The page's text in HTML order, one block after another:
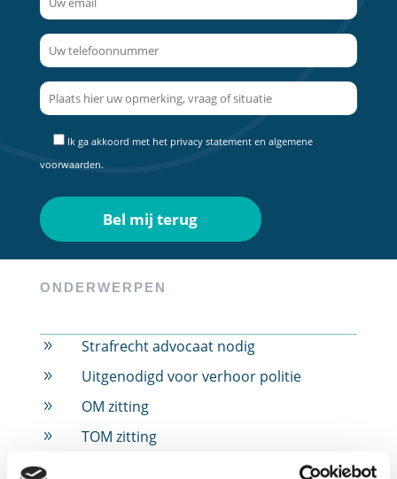
Ik ga akkoord met het privacy statementen algemene
voorwaarden.
ONDERWERPEN
9 Strafrecht advocaat nodig
9 Uitgenodigd voor verhoor politie
9 OM zitting
9 TOM zitting
9